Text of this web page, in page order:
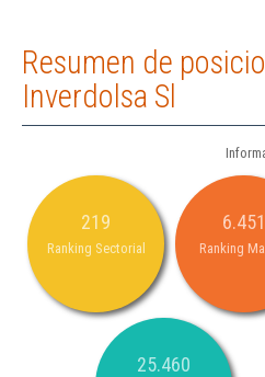
Resumen de
Inverdolsa Sl
219
Ranking Sectorial
6.451
Ranking
25.460